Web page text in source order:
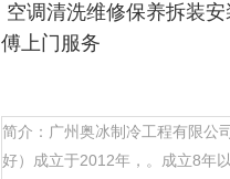
空调清洗维修保养拆装
傅上门服务
简介：广州奥冰制冷工程有限公
好）成立于2012年，。成立8年